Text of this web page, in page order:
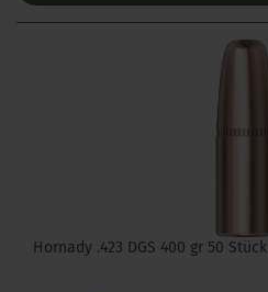
Hornady .423 DGS 400 gr 50 Stück